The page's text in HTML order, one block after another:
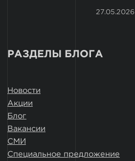
27.05.2026
РАЗДЕЛЫ БЛОГА
Новости
Акции
Блог
Вакансии
СМИ
Специальное предложение